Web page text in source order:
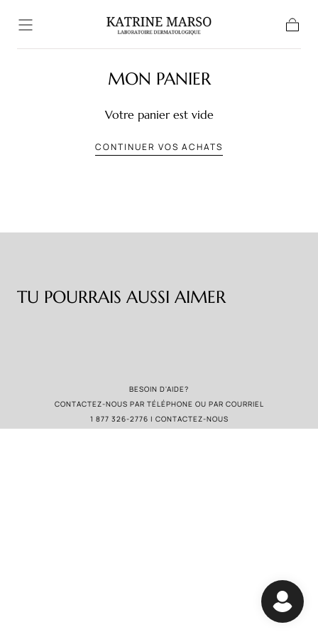
MON PANIER
Votre panier est vide
CONTINUER VOS ACHATS
TU POURRAIS AUSSI AIMER
BESOIN D'AIDE?
CONTACTEZ-NOUS PAR TÉLÉPHONE OU PAR COURRIEL
1 877 326-2776 | CONTACTEZ-NOUS